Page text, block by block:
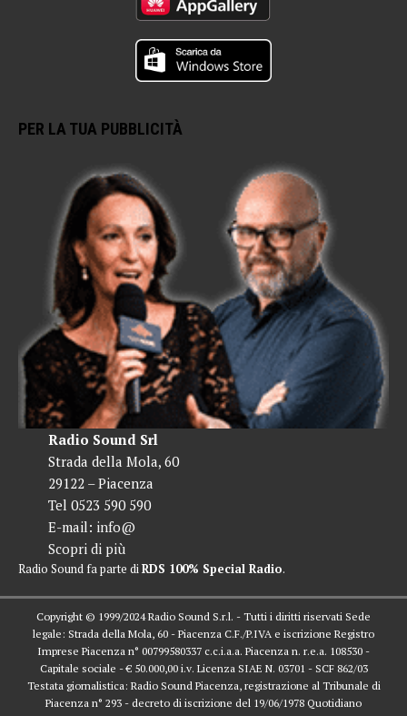
PER LA TUA PUBBLICITÀ
Radio Sound Srl
Strada della Mola, 60
29122 – Piacenza
Tel 0523 590 590
E-mail: info@
Scopri di più
Radio Sound fa parte diRDS 100% Special Radio.
Copyright © 1999/2024 Radio Sound S.r.l. - Tutti i diritti riservati Sede
legale: Strada della Mola, 60 - Piacenza C.F./P.IVA e iscrizione Registro
Imprese Piacenza n° 00799580337 c.c.i.a.a. Piacenza n. r.e.a. 108530 -
Capitale sociale - € 50.000,00 i.v. Licenza SIAE N. 03701 - SCF 862/03
Testata giornalistica: Radio Sound Piacenza, registrazione al Tribunale di
Piacenza n° 293 - decreto di iscrizione del 19/06/1978 Quotidiano